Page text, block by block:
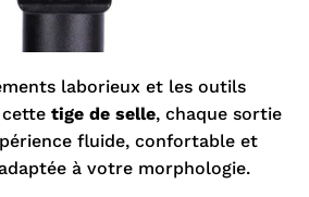
laborieux et les outils
tige de selle, chaque sortie
fluide, confortable et
à votre morphologie.